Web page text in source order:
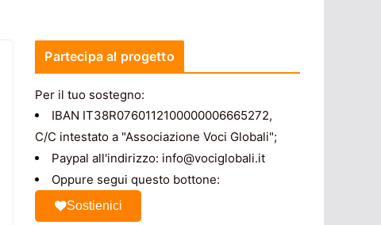
Partecipa al progetto
Per il tuo sostegno:
IBAN IT38R0760112100000006665272,
C/C intestato a "Associazione Voci Globali";
Paypal all'indirizzo: info@vociglobali.it
Oppure segui questo bottone:
Sostienici